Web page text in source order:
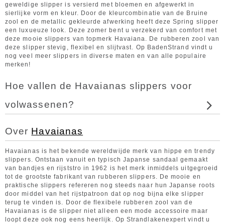
geweldige slipper is versierd met bloemen en afgewerkt in
sierlijke vorm en kleur. Door de kleurcombinatie van de Bruine
zool en de metallic gekleurde afwerking heeft deze Spring slipper
een luxueuze look. Deze zomer bent u verzekerd van comfort met
deze mooie slippers van topmerk Havaiana. De rubberen zool van
deze slipper stevig, flexibel en slijtvast. Op BadenStrand vindt u
nog veel meer slippers in diverse maten en van alle populaire
merken!
Hoe vallen de Havaianas slippers voor
volwassenen?
Over Havaianas
Havaianas is het bekende wereldwijde merk van hippe en trendy
slippers. Ontstaan vanuit en typisch Japanse sandaal gemaakt
van bandjes en rijststro in 1962 is het merk inmiddels uitgegroeid
tot de grootste fabrikant van rubberen slippers. De mooie en
praktische slippers refereren nog steeds naar hun Japanse roots
door middel van het rijstpatroon dat op nog bijna elke slipper
terug te vinden is. Door de flexibele rubberen zool van de
Havaianas is de slipper niet alleen een mode accessoire maar
loopt deze ook nog eens heerlijk. Op Strandlakenexpert vindt u